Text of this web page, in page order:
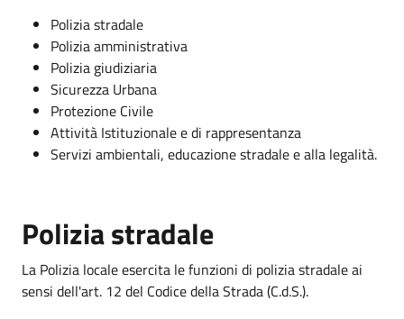
Polizia stradale
Polizia amministrativa
Polizia giudiziaria
Sicurezza Urbana
Protezione Civile
Attività Istituzionale e di rappresentanza
Servizi ambientali, educazione stradale e alla legalità.
Polizia stradale
La Polizia locale esercita le funzioni di polizia stradale ai
sensi dell'art. 12 del Codice della Strada (C.d.S.).